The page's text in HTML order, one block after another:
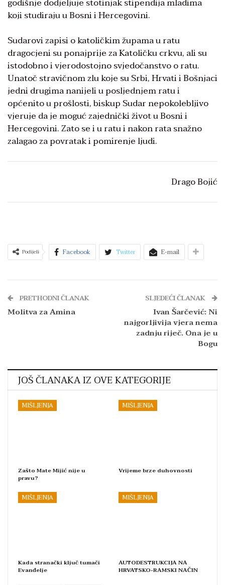
koji studiraju u Bosni i Hercegovini.
Sudarovi zapisi o katoličkim župama u ratu
dragocjeni su ponajprije za Katoličku crkvu, ali su
istodobno i vjerodostojno svjedočanstvo o ratu.
Unatoč stravičnom zlu koje su Srbi, Hrvati i Bošnjaci
jedni drugima nanijeli u posljednjem ratu i
općenito u prošlosti, biskup Sudar nepokolebljivo
vjeruje da je moguć zajednički život u Bosni i
Hercegovini. Zato se i u ratu i nakon rata snažno
zalagao za povratak i pomirenje ljudi.
Drago Bojić
Podijeli Facebook Twitter E-mail
PRETHODNI ČLANAK
Molitva za Amina
SLJEDEĆI ČLANAK
Ivan Šarčević: Ni
najgorljivija vjera nema
zadnju riječ. Ona je u
Bogu
JOŠ ČLANAKA IZ OVE KATEGORIJE
MIŠLJENJA
Zašto Mate Mijić nije u
pravu?
MIŠLJENJA
Vrijeme brze duhovnosti
MIŠLJENJA
Kada stranački ključ tumači
Evanđelje
MIŠLJENJA
AUTODESTRUKCIJA NA
HRVATSKO-RAMSKI NAČIN